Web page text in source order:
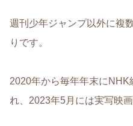
週刊少年ジャンプ以外に複
りです。
2020年から毎年年末にNHK
れ、2023年5月には実写映